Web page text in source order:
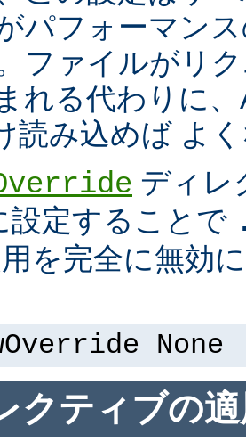
パフォーマン
ファイルがリ
れる代わりに
読み込めば よ
ディレ
設定することで
を完全に無効
None
クティブの